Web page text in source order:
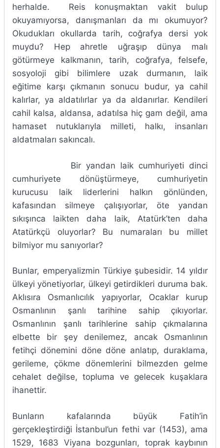
herhalde. Reis konuşmaktan vakit bulup
okuyamıyorsa, danışmanları da mı okumuyor?
Okudukları okullarda tarih, coğrafya dersi yok
muydu? Hep ahretle uğraşıp dünya malı
götürmeye kalkmanın, tarih, coğrafya, felsefe,
sosyoloji gibi bilimlere uzak durmanın, laik
eğitime karşı çıkmanın sonucu budur, ya cahil
kalırlar, ya aldatılırlar ya da aldanırlar. Kendileri
cahil kalsa, aldansa, adatılsa hiç gam değil, ama
hamaset nutuklarıyla milleti, halkı, insanları
aldatmaları sakıncalı.
Bir yandan laik cumhuriyeti dinci
cumhuriyete dönüştürmeye, cumhuriyetin
kurucusu laik liderlerini halkın gönlünden,
kafasından silmeye çalışıyorlar, öte yandan
sıkışınca laikten daha laik, Atatürk’ten daha
Atatürkçü oluyorlar? Bu numaraları bu millet
bilmiyor mu sanıyorlar?
Bunlar, emperyalizmin Türkiye şubesidir. 14 yıldır
ülkeyi yönetiyorlar, ülkeyi getirdikleri duruma bak.
Aklısıra Osmanlıcılık yapıyorlar, Ocaklar kurup
Osmanlının şanlı tarihine sahip çıkıyorlar.
Osmanlının şanlı tarihlerine sahip çıkmalarına
elbette bir şey denilemez, ancak Osmanlının
fetihçi dönemini döne döne anlatıp, duraklama,
gerileme, çökme dönemlerini bilmezden gelme
cehalet değilse, topluma ve gelecek kuşaklara
ihanettir.
Bunların kafalarında büyük Fatih’in
gerçekleştirdiği İstanbul’un fethi var (1453), ama
1529, 1683 Viyana bozgunları, toprak kaybının